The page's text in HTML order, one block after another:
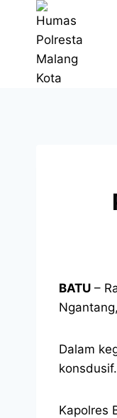
BATU –
Dalam
konsdusif.
Kapolres